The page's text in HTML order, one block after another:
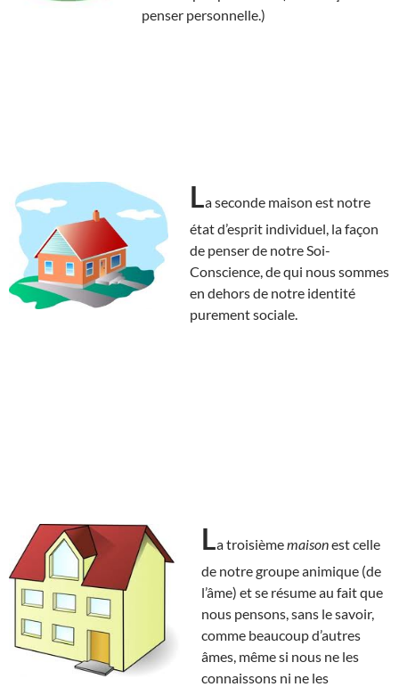
penser personnelle.)
La seconde maison est notre
état d’esprit individuel, la façon
de penser de notre Soi-
Conscience, de qui nous sommes
en dehors de notre identité
purement sociale.
La troisièmemaisonest celle
de notre groupe animique (de
l’âme) et se résume au fait que
nous pensons, sans le savoir,
comme beaucoup d’autres
âmes, même si nous ne les
connaissons ni ne les